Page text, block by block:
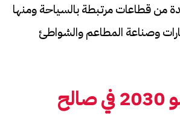
من قطاعات مرتبطة بالسياحة ومنها
وصناعة المطاعم والشواطئ
معرض اكسبو 2030 في صالح